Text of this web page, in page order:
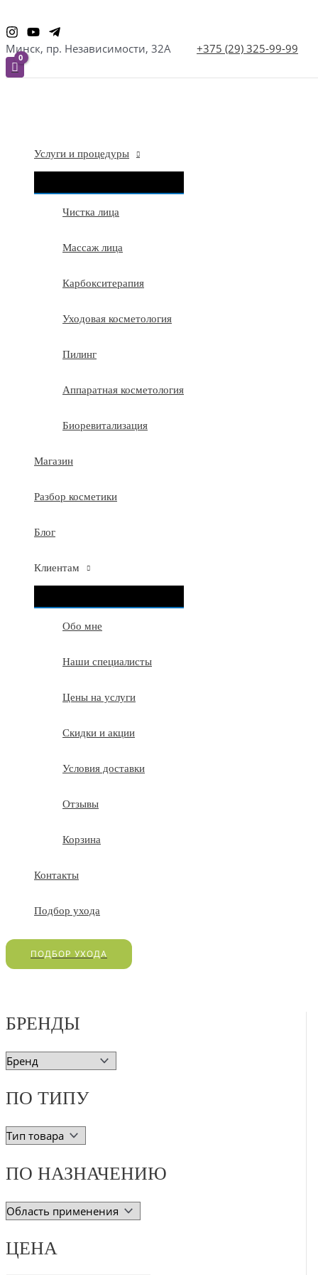
Перейти
к
содержимому
Минск, пр. Независимости, 32А +375 (29) 325-99-99
Услуги и процедуры
МЕНЮ
Чистка лица
Массаж лица
Карбокситерапия
Уходовая косметология
Пилинг
Аппаратная косметология
Биоревитализация
Магазин
Разбор косметики
Блог
Клиентам
МЕНЮ
Обо мне
Наши специалисты
Цены на услуги
Скидки и акции
Условия доставки
Отзывы
Корзина
Контакты
Подбор ухода
ПОДБОР УХОДА
БРЕНДЫ
ПО ТИПУ
ПО НАЗНАЧЕНИЮ
ЦЕНА